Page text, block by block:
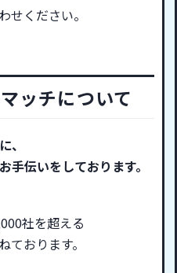
せください。
ッチについて
、
手伝いをしております。
社を超える
ております。